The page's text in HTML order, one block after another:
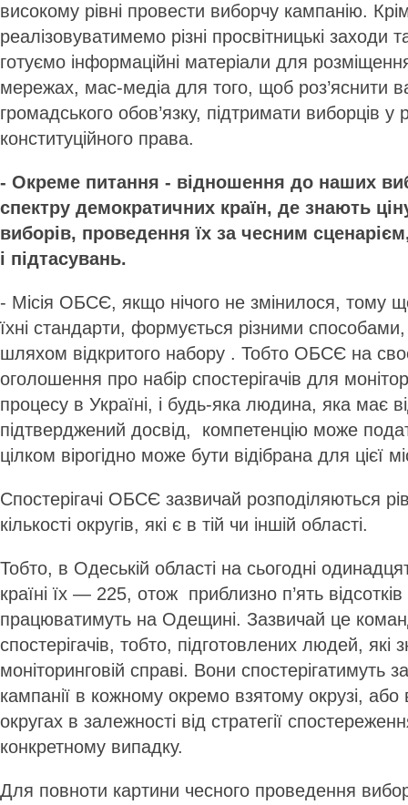
високому рівні провести виборчу кампанію.
реалізовуватимемо різні просвітницькі заходи
готуємо інформаційні матеріали для
мережах, мас-медіа для того, щоб роз’яснити
громадського обов’язку, підтримати виборців у
конституційного права.
- Окреме питання - відношення до наших
спектру демократичних країн, де знають
виборів, проведення їх за чесним
і підтасувань.
- Місія ОБСЄ, якщо нічого не змінилося, тому
їхні стандарти, формується різними способами,
шляхом відкритого набору . Тобто ОБСЄ на
оголошення про набір спостерігачів для
процесу в Україні, і будь-яка людина, яка має
підтверджений досвід, компетенцію може
цілком вірогідно може бути відібрана для цієї
Спостерігачі ОБСЄ зазвичай розподіляються
кількості округів, які є в тій чи іншій області.
Тобто, в Одеській області на сьогодні
країні їх — 225, отож приблизно п’ять відсотків
працюватимуть на Одещині. Зазвичай це
спостерігачів, тобто, підготовлених людей, які
моніторинговій справі. Вони спостерігатимуть
кампанії в кожному окремо взятому окрузі, або
округах в залежності від стратегії
конкретному випадку.
Для повноти картини чесного проведення